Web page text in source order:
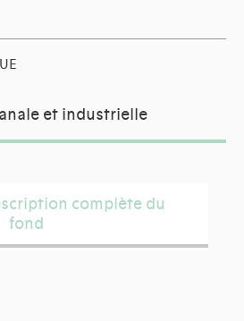
et industrielle
complète du
fond